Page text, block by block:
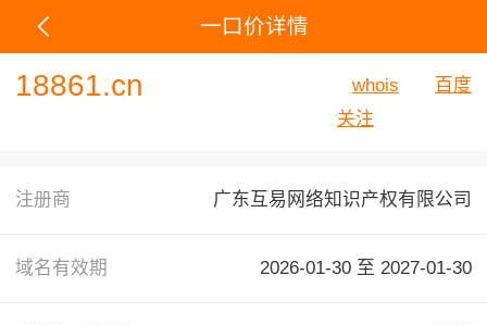
一口价详情
18861.cn whois
百度
关注
注册商 广东互易网络知识产权有限公司
域名有效期 2026-01-30 至 2027-01-30